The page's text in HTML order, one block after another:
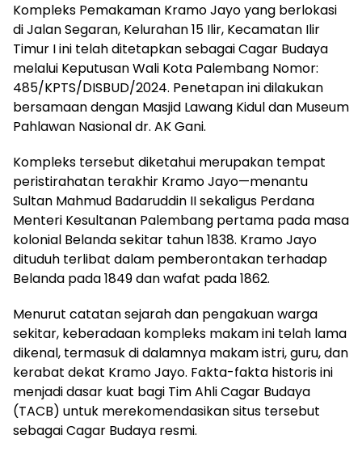
Kompleks Pemakaman Kramo Jayo yang berlokasi
di Jalan Segaran, Kelurahan 15 Ilir, Kecamatan Ilir
Timur I ini telah ditetapkan sebagai Cagar Budaya
melalui Keputusan Wali Kota Palembang Nomor:
485/KPTS/DISBUD/2024. Penetapan ini dilakukan
bersamaan dengan Masjid Lawang Kidul dan Museum
Pahlawan Nasional dr. AK Gani.
Kompleks tersebut diketahui merupakan tempat
peristirahatan terakhir Kramo Jayo—menantu
Sultan Mahmud Badaruddin II sekaligus Perdana
Menteri Kesultanan Palembang pertama pada masa
kolonial Belanda sekitar tahun 1838. Kramo Jayo
dituduh terlibat dalam pemberontakan terhadap
Belanda pada 1849 dan wafat pada 1862.
Menurut catatan sejarah dan pengakuan warga
sekitar, keberadaan kompleks makam ini telah lama
dikenal, termasuk di dalamnya makam istri, guru, dan
kerabat dekat Kramo Jayo. Fakta-fakta historis ini
menjadi dasar kuat bagi Tim Ahli Cagar Budaya
(TACB) untuk merekomendasikan situs tersebut
sebagai Cagar Budaya resmi.